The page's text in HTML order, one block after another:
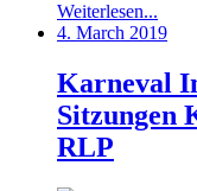
Weiterlesen...
4. March 2019
Karneval
Sitzungen
RLP